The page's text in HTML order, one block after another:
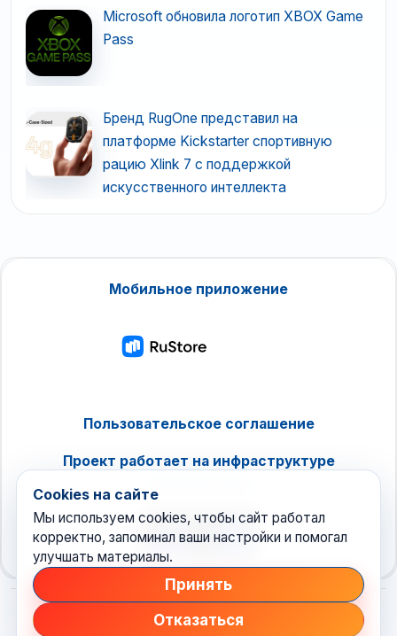
Microsoft обновила логотип XBOX Game
Pass
Бренд RugOne представил на
платформе Kickstarter спортивную
рацию Xlink 7 с поддержкой
искусственного интеллекта
Мобильное приложение
Пользовательское соглашение
Проект работает на инфраструктуре
Cookies на сайте
Мы используем cookies, чтобы сайт работал
корректно, запоминал ваши настройки и помогал
улучшать материалы.
Принять
Отказаться